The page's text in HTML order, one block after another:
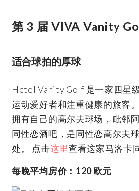
第 3 届 VIVA Vanity
适合球拍的厚球
Hotel Vanity Golf 是一家四星
运动爱好者和注重健康的旅客
拥有自己的高尔夫球场，毗邻
同性恋酒吧，是同性恋高尔夫
处。 点击这里查看这家马洛卡
每晚平均房价：120 欧元